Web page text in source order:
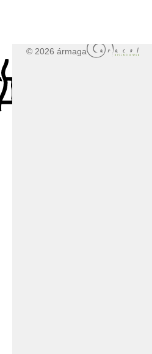
© 2026 ármaga